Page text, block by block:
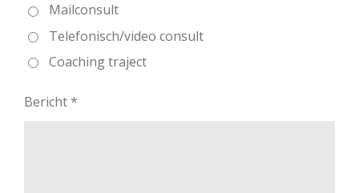
Mailconsult
Telefonisch/video consult
Coaching traject
Bericht *